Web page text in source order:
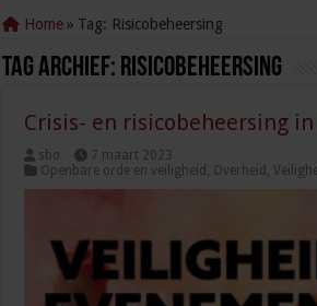
Home » Tag: Risicobeheersing
Tag Archief: Risicobeheersing
Crisis- en risicobeheersing
sbo
7 maart 2023
Openbare orde en veiligheid , Overheid ,